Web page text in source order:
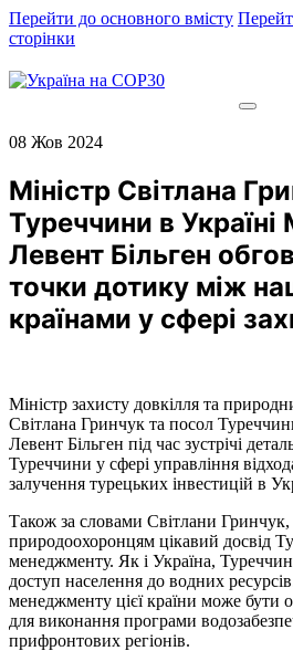
Перейти до основного вмісту
сторінки
08 Жов 2024
Міністр Світлана
Туреччини в
Левент Більген
точки дотику між
країнами у сфері
Міністр захисту довкілля та
Світлана Гринчук та посол
Левент Більген під час зустрічі
Туреччини у сфері управління
залучення турецьких інвестицій в
Також за словами Світлани Гринчук,
природоохоронцям цікавий досвід
менеджменту. Як і Україна,
доступ населення до водних
менеджменту цієї країни може бути
для виконання програми
прифронтових регіонів.